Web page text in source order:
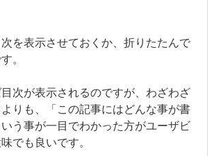
を表示させておくか、折りたたんで
。
次が表示されるのですが、わざわざ
りも、「この記事にはどんな事が書
う事が一目でわかった方がユーザビ
でも良いです。